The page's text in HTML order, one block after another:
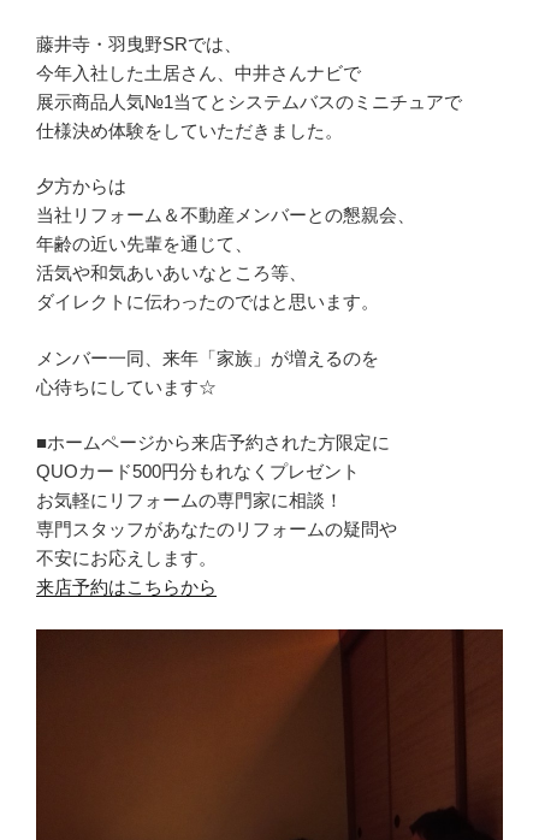
藤井寺・羽曳野SRでは、
今年入社した土居さん、中井さんナビで
展示商品人気№1当てとシステムバスのミニチュアで
仕様決め体験をしていただきました。
夕方からは
当社リフォーム＆不動産メンバーとの懇親会、
年齢の近い先輩を通じて、
活気や和気あいあいなところ等、
ダイレクトに伝わったのではと思います。
メンバー一同、来年「家族」が増えるのを
心待ちにしています☆
■ホームページから来店予約された方限定に
QUOカード500円分もれなくプレゼント
お気軽にリフォームの専門家に相談！
専門スタッフがあなたのリフォームの疑問や
不安にお応えします。
来店予約はこちらから